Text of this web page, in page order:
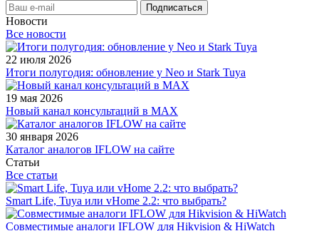
Новости
Все новости
22 июля 2026
Итоги полугодия: обновление у Neo и Stark Tuya
19 мая 2026
Новый канал консультаций в MAX
30 января 2026
Каталог аналогов IFLOW на сайте
Статьи
Все статьи
Smart Life, Tuya или vHome 2.2: что выбрать?
Совместимые аналоги IFLOW для Hikvision & HiWatch